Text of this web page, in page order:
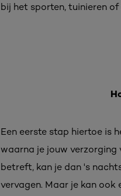
bij het sporten, tuinieren
Een eerste stap hiertoe is
waarna je jouw
betreft, kan je dan 's
vervagen. Maar je kan